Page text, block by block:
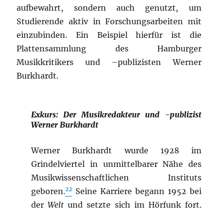
aufbewahrt, sondern auch genutzt, um
Studierende aktiv in Forschungsarbeiten mit
einzubinden. Ein Beispiel hierfür ist die
Plattensammlung des Hamburger
Musikkritikers und –publizisten Werner
Burkhardt.
Exkurs: Der Musikredakteur und -publizist
Werner Burkhardt
Werner Burkhardt wurde 1928 im
Grindelviertel in unmittelbarer Nähe des
Musikwissenschaftlichen Instituts
geboren.22 Seine Karriere begann 1952 bei
derWeltund setzte sich im Hörfunk fort.